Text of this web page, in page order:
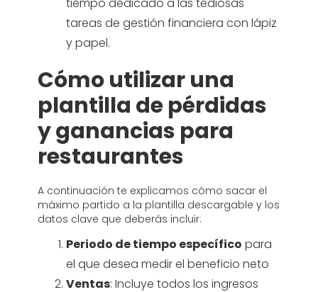
tareas de gestión financiera con lápiz
y papel.
Cómo utilizar una
plantilla de pérdidas
y ganancias para
restaurantes
A continuación te explicamos cómo sacar el
máximo partido a la plantilla descargable y los
datos clave que deberás incluir:
Periodo de tiempo específico para
el que desea medir el beneficio neto
Ventas: Incluye todos los ingresos